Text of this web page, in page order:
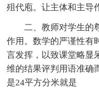
殂代庖。让主体和主导
二、教师对学生的
作用。数学的严谨性有
言发挥，以致课堂略显
维的结果评判用语准确
是24平方分米就是